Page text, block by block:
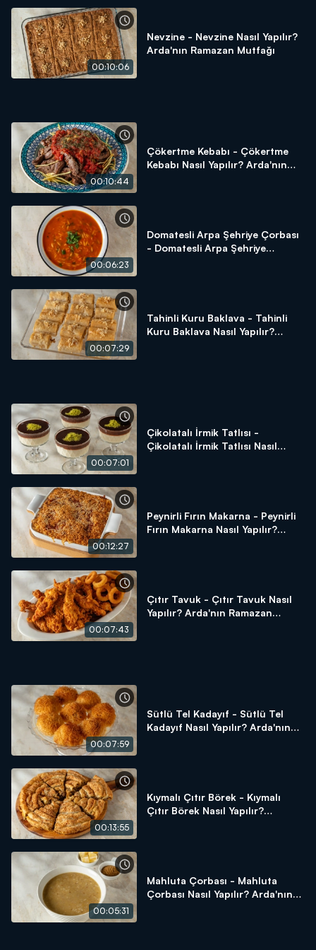
hep beraber kuracağız! Lezzetli sofralar için tek yapmanız
gereken "Arda'nın Ramazan Mutfağı"nı izlemek!
00:10:06
Nevzine - Nevzine Nasıl Yapılır?
Arda'nın Ramazan Mutfağı
00:10:44
Çökertme Kebabı - Çökertme
Kebabı Nasıl Yapılır? Arda'nın
00:06:23
Domatesli Arpa Şehriye Çorbası
- Domatesli Arpa Şehriye
00:07:29
Tahinli Kuru Baklava - Tahinli
Kuru Baklava Nasıl Yapılır?
00:07:01
Çikolatalı İrmik Tatlısı -
Çikolatalı İrmik Tatlısı Nasıl
00:12:27
Peynirli Fırın Makarna - Peynirli
Fırın Makarna Nasıl Yapılır?
00:07:43
Çıtır Tavuk - Çıtır Tavuk Nasıl
Yapılır? Arda'nın Ramazan
00:07:59
Sütlü Tel Kadayıf - Sütlü Tel
Kadayıf Nasıl Yapılır? Arda'nın
00:13:55
Kıymalı Çıtır Börek - Kıymalı
Çıtır Börek Nasıl Yapılır?
00:05:31
Mahluta Çorbası - Mahluta
Çorbası Nasıl Yapılır? Arda'nın